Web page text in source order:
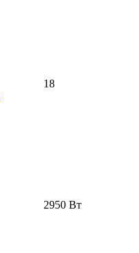
18
2950 Вт